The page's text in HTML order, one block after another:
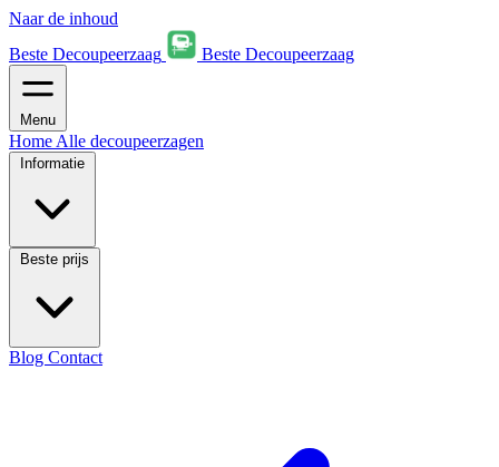
Naar de inhoud
Beste Decoupeerzaag
Beste Decoupeerzaag
Menu
Home Alle decoupeerzagen
Informatie
Beste prijs
Blog Contact